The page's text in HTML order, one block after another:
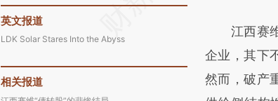
英文报道
LDK Solar Stares Into the Abyss
相关报道
江西赛维
企业，其下
然而，破产